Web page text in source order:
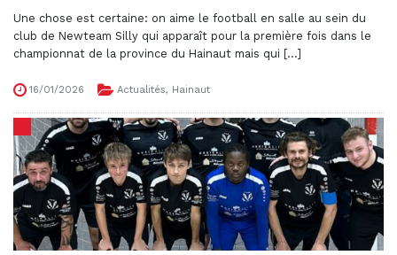
Une chose est certaine: on aime le football en salle au sein du
club de Newteam Silly qui apparaît pour la première fois dans le
championnat de la province du Hainaut mais qui [...]
16/01/2026 Actualités, Hainaut